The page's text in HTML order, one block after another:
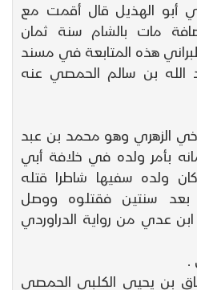
أبو الهذيل قال أقمت مع
مات بالشام سنة ثمان
هذه المتابعة في مسند
الله بن سالم الحمصي عنه
الزهري وهو محمد بن عبد
بأمر ولده في خلافة أبي
ولده سفيها شاطرا قتله
بعد سنتين فقتلوه ووصل
ابن عدي من رواية الدراوردي
بن يحيى الكلبي الحمصي